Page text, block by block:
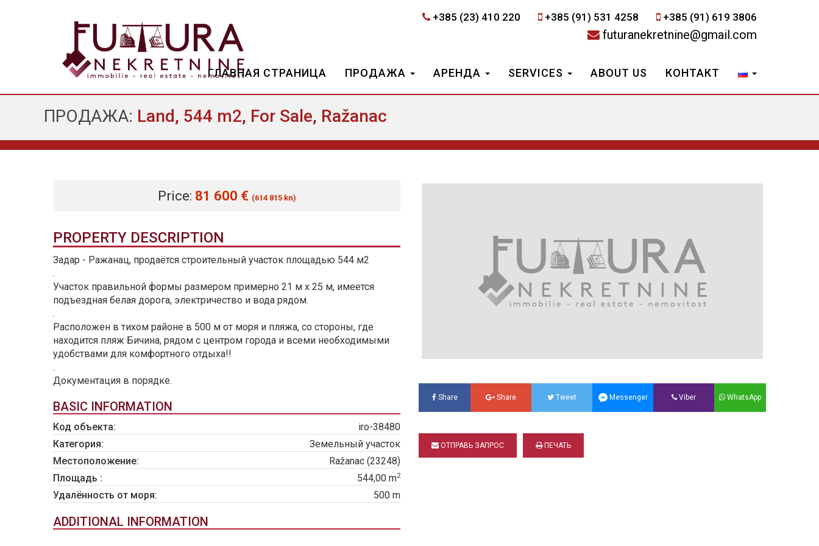
+385 (23) 410 220 +385 (91) 531 4258 +385 (91) 619 3806
futuranekretnine@gmail.com
ГЛАВНАЯ СТРАНИЦА ПРОДАЖА АРЕНДА SERVICES ABOUT US КОНТАКТ
ПРОДАЖА: Land, 544 m2, For Sale, Ražanac
Price: 81 600 € (614 815 kn)
PROPERTY DESCRIPTION
Задар - Ражанац, продаётся строительный участок площадью 544 м2
.
Участок правильной формы размером примерно 21 м x 25 м, имеется
подъездная белая дорога, электричество и вода рядом.
.
Расположен в тихом районе в 500 м от моря и пляжа, со стороны, где
находится пляж Бичина, рядом с центром города и всеми необходимыми
удобствами для комфортного отдыха!!
.
Документация в порядке.
BASIC INFORMATION
Код объекта:
iro-38480
Категория:
Земельный участок
Местоположение:
Ražanac (23248)
Площадь :
544,00 m2
Удалённость от моря: 500 m
ADDITIONAL INFORMATION
Share Share Tweet Messenger Viber WhatsApp
ОТПРАВЬ ЗАПРОС ПЕЧАТЬ